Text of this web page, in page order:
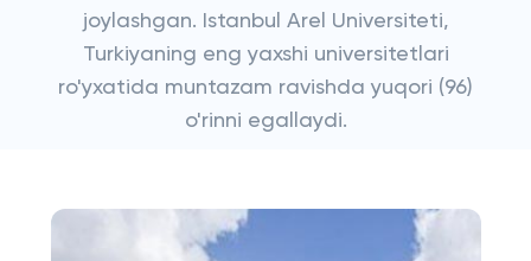
joylashgan. Istanbul Arel Universiteti,
Turkiyaning eng yaxshi universitetlari
ro'yxatida muntazam ravishda yuqori (96)
o'rinni egallaydi.